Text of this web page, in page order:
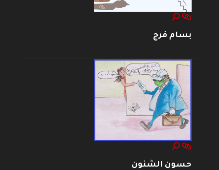
بسام فرج
حسون الشنون